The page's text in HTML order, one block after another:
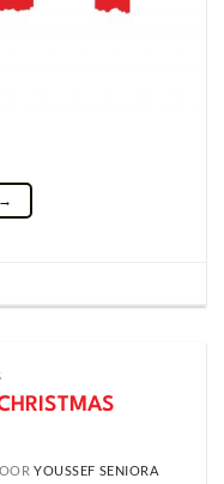
→
YOUSSEF SENIORA